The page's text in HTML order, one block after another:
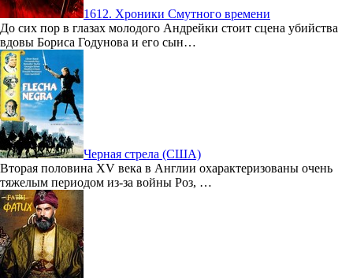
1612. Хроники Смутного времени
До сих пор в глазах молодого Андрейки стоит сцена убийства
вдовы Бориса Годунова и его сын…
Черная стрела (США)
Вторая половина XV века в Англии охарактеризованы очень
тяжелым периодом из-за войны Роз, …